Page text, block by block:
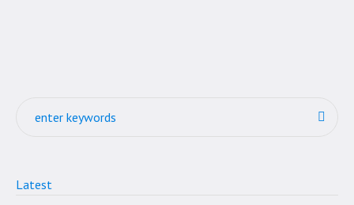
Latest